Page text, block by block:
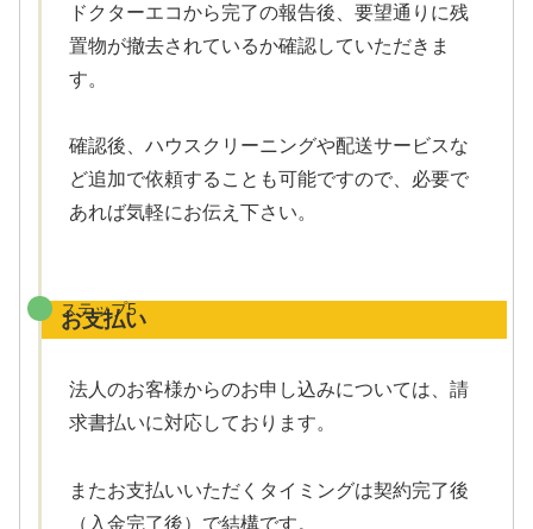
ドクターエコから完了の報告後、要望通りに残
置物が撤去されているか確認していただきま
す。
確認後、ハウスクリーニングや配送サービスな
ど追加で依頼することも可能ですので、必要で
あれば気軽にお伝え下さい。
ステップ5
お支払い
法人のお客様からのお申し込みについては、請
求書払いに対応しております。
またお支払いいただくタイミングは契約完了後
（入金完了後）で結構です。